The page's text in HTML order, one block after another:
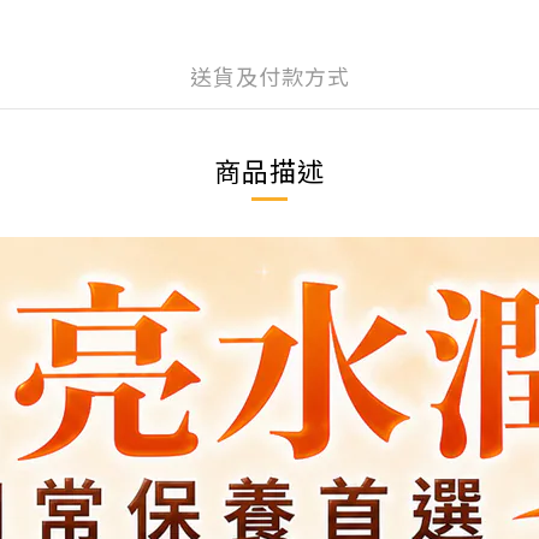
送貨及付款方式
商品描述